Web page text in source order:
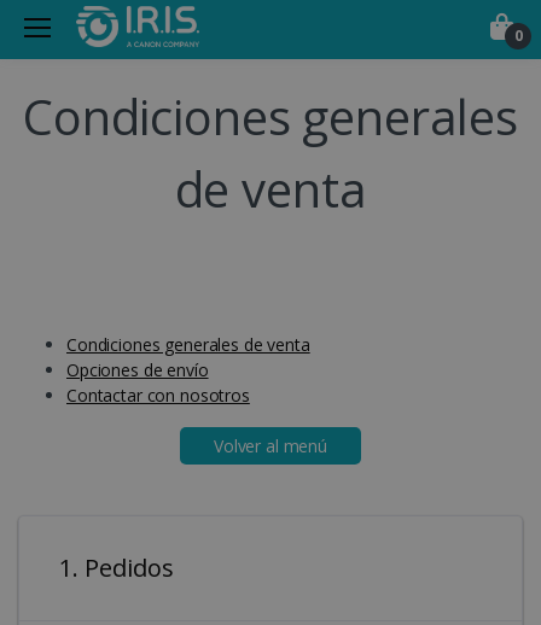
0
Condiciones generales
de venta
Condiciones generales de venta
Opciones de envío
Contactar con nosotros
Volver al menú
1. Pedidos